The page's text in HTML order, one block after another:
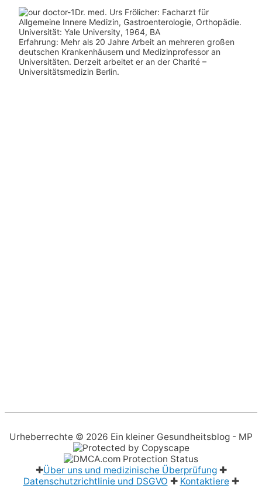
Dr. med. Urs Frölicher: Facharzt für
Allgemeine Innere Medizin, Gastroenterologie, Orthopädie.
Universität: Yale University, 1964, BA
Erfahrung: Mehr als 20 Jahre Arbeit an mehreren großen
deutschen Krankenhäusern und Medizinprofessor an
Universitäten. Derzeit arbeitet er an der Charité –
Universitätsmedizin Berlin.
Urheberrechte © 2026 Ein kleiner Gesundheitsblog - MP
✚Über uns und medizinische Überprüfung✚
Datenschutzrichtlinie und DSGVO ✚ Kontaktiere✚